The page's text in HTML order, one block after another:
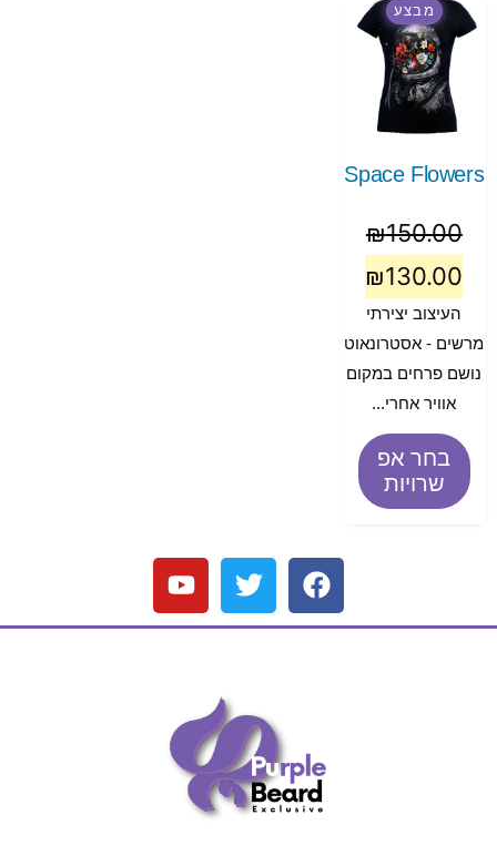
מבצע
Space Flowers
₪150.00
₪130.00
העיצוב יצירתי
מרשים - אסטרונאוט
נושם פרחים במקום
אוויר אחרי...
בחר אפ
שרויות